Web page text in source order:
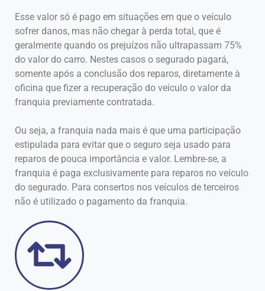
Esse valor só é pago em situações em que o veículo
sofrer danos, mas não chegar à perda total, que é
geralmente quando os prejuízos não ultrapassam 75%
do valor do carro. Nestes casos o segurado pagará,
somente após a conclusão dos reparos, diretamente à
oficina que fizer a recuperação do veículo o valor da
franquia previamente contratada.
Ou seja, a franquia nada mais é que uma participação
estipulada para evitar que o seguro seja usado para
reparos de pouca importância e valor. Lembre-se, a
franquia é paga exclusivamente para reparos no veículo
do segurado. Para consertos nos veículos de terceiros
não é utilizado o pagamento da franquia.